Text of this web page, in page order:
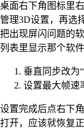
桌面右下角图标里
管理3D设置，再选
把出现屏闪问题的
列表里显示那个软
垂直同步改为“
设置最大帧速
设置完成后点右下
打开，应该就恢复正